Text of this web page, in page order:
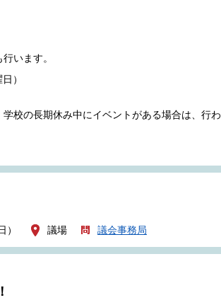
います。
）
校の長期休み中にイベントがある場合は、行わ
議場 議会事務局